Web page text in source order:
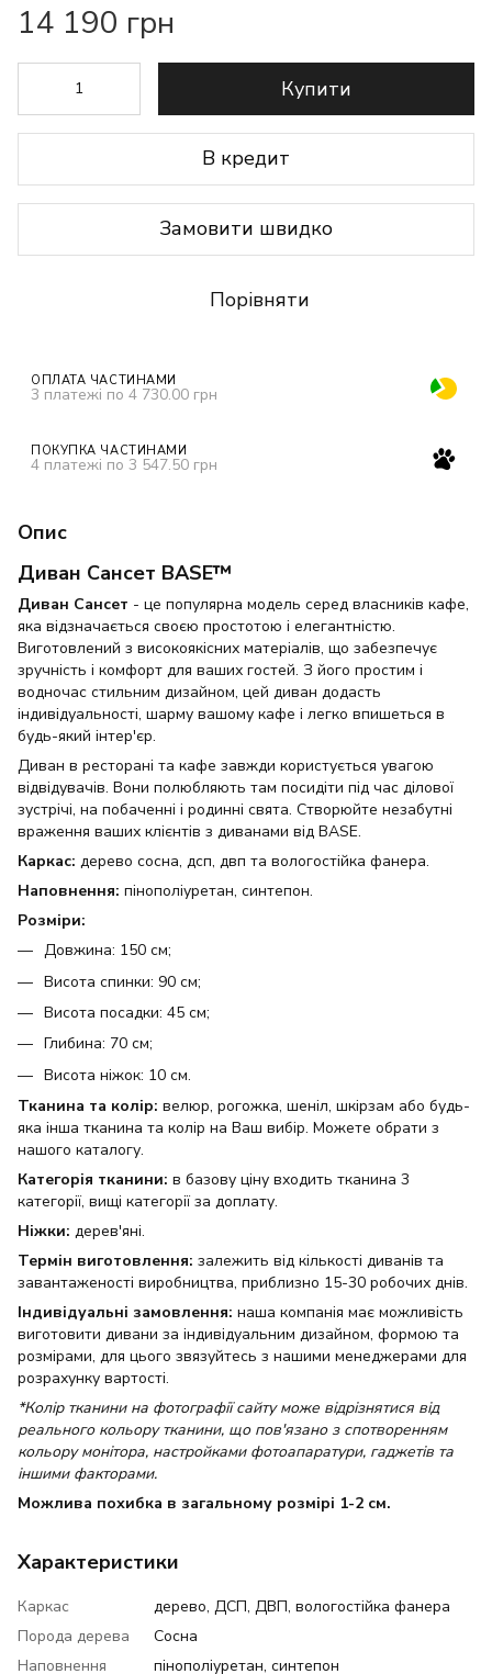
14 190 грн
Купити
В кредит
Замовити швидко
Порівняти
ОПЛАТА ЧАСТИНАМИ
3 платежі по 4 730.00 грн
ПОКУПКА ЧАСТИНАМИ
4 платежі по 3 547.50 грн
Опис
Диван Сансет BASE™
Диван Сансет - це популярна модель серед власників кафе,
яка відзначається своєю простотою і елегантністю.
Виготовлений з високоякісних матеріалів, що забезпечує
зручність і комфорт для ваших гостей. З його простим і
водночас стильним дизайном, цей диван додасть
індивідуальності, шарму вашому кафе і легко впишеться в
будь-який інтер'єр.
Диван в ресторані та кафе завжди користується увагою
відвідувачів. Вони полюбляють там посидіти під час ділової
зустрічі, на побаченні і родинні свята. Створюйте незабутні
враження ваших клієнтів з диванами від BASE.
Каркас: дерево сосна, дсп, двп та вологостійка фанера.
Наповнення: пінополіуретан, синтепон.
Розміри:
Довжина: 150 см;
Висота спинки: 90 см;
Висота посадки: 45 см;
Глибина: 70 см;
Висота ніжок: 10 см.
Тканина та колір: велюр, рогожка, шеніл, шкірзам або будь-
яка інша тканина та колір на Ваш вибір. Можете обрати з
нашого каталогу.
Категорія тканини: в базову ціну входить тканина 3
категорії, вищі категорії за доплату.
Ніжки: дерев'яні.
Термін виготовлення: залежить від кількості диванів та
завантаженості виробництва, приблизно 15-30 робочих днів.
Індивідуальні замовлення: наша компанія має можливість
виготовити дивани за індивідуальним дизайном, формою та
розмірами, для цього звязуйтесь з нашими менеджерами для
розрахунку вартості.
*Колір тканини на фотографії сайту може відрізнятися від
реального кольору тканини, що пов'язано з спотворенням
кольору монітора, настройками фотоапаратури, гаджетів та
іншими факторами.
Можлива похибка в загальному розмірі 1-2 см.
Характеристики
Каркас
дерево, ДСП, ДВП, вологостійка фанера
Порода дерева
Сосна
Наповнення
пінополіуретан, синтепон